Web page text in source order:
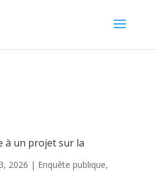
à un projet sur la
2026 | Enquête publique,